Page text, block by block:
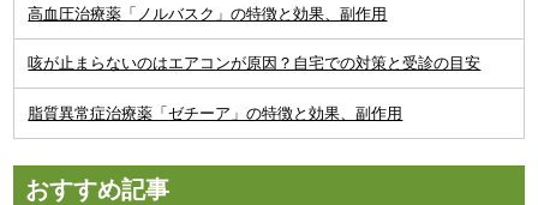
高血圧治療薬「ノルバスク」の特徴と効果、副作用
咳が止まらないのはエアコンが原因？自宅での対策と受診の目安
脂質異常症治療薬「ゼチーア」の特徴と効果、副作用
おすすめ記事